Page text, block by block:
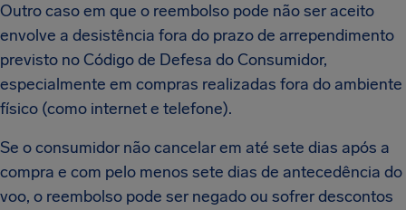
Outro caso em que o reembolso pode não ser aceito
envolve a desistência fora do prazo de arrependimento
previsto no Código de Defesa do Consumidor,
especialmente em compras realizadas fora do ambiente
físico (como internet e telefone).
Se o consumidor não cancelar em até sete dias após a
compra e com pelo menos sete dias de antecedência do
voo, o reembolso pode ser negado ou sofrer descontos